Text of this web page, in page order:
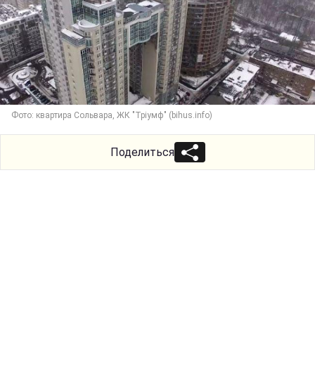
Фото: квартира Сольвара, ЖК "Тріумф" (bihus.info)
Поделиться